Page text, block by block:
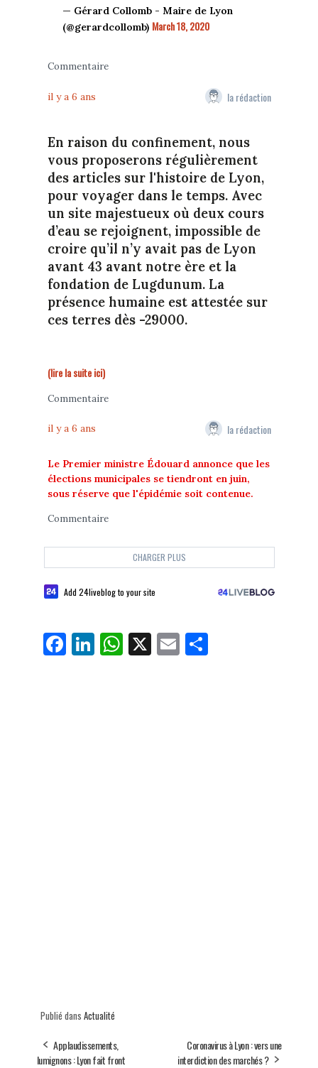
— Gérard Collomb - Maire de Lyon
(@gerardcollomb) March 18, 2020
Commentaire
il y a 6 ans la rédaction
En raison du confinement, nous
vous proposerons régulièrement
des articles sur l'histoire de Lyon,
pour voyager dans le temps. Avec
un site majestueux où deux cours
d’eau se rejoignent, impossible de
croire qu’il n’y avait pas de Lyon
avant 43 avant notre ère et la
fondation de Lugdunum. La
présence humaine est attestée sur
ces terres dès -29000.
(lire la suite ici)
Commentaire
il y a 6 ans la rédaction
Le Premier ministre Édouard annonce que les
élections municipales se tiendront en juin,
sous réserve que l'épidémie soit contenue.
Commentaire
CHARGER PLUS
Add 24liveblog to your site
Fa
ce
Li
nk
W
ha
X E
m
Pa
rt
Publié dans Actualité
Applaudissements,
lumignons : Lyon fait front
Coronavirus à Lyon : vers une
interdiction des marchés ?